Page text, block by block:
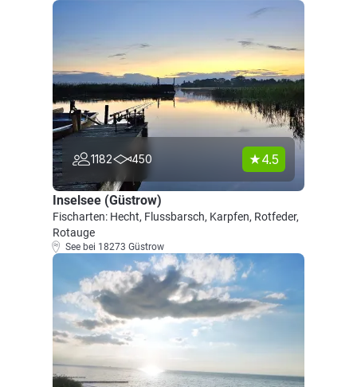
1182 450 4.5
Inselsee (Güstrow)
Fischarten: Hecht, Flussbarsch, Karpfen, Rotfeder,
Rotauge
See bei 18273 Güstrow